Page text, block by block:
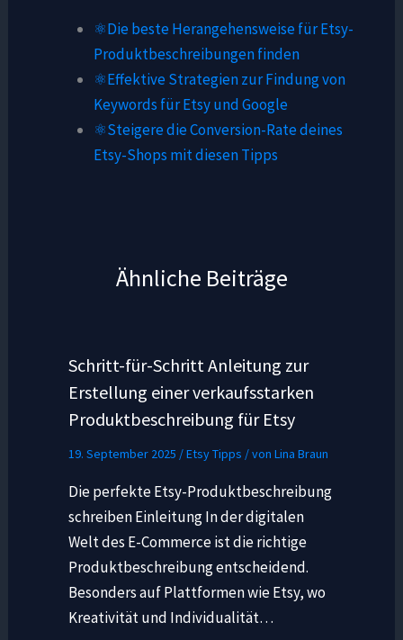
⚛️Die beste Herangehensweise für Etsy-
Produktbeschreibungen finden
⚛️Effektive Strategien zur Findung von
Keywords für Etsy und Google
⚛️Steigere die Conversion-Rate deines
Etsy-Shops mit diesen Tipps
Ähnliche Beiträge
Schritt-für-Schritt Anleitung zur
Erstellung einer verkaufsstarken
Produktbeschreibung für Etsy
19. September 2025 /Etsy Tipps / von Lina Braun
Die perfekte Etsy-Produktbeschreibung
schreiben Einleitung In der digitalen
Welt des E-Commerce ist die richtige
Produktbeschreibung entscheidend.
Besonders auf Plattformen wie Etsy, wo
Kreativität und Individualität…